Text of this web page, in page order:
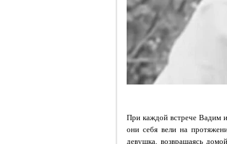
При каждой встрече Вадим и
они себя вели на
девушка, возвращаясь